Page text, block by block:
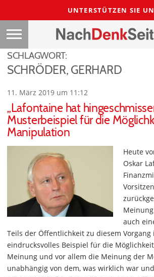
UNTERSTÜTZEN SIE
SCHLAGWORT:
SCHRÖDER, GERHARD
11. März 2019 um 11:12
„Lafontaine hat
Musterbeispiel für die
Manipulation
Heute
Oskar
auch
Teils der Öffentlichkeit zu diesem
eindrucksvolles Beispiel für die
Meinung und vor allem die Meinung der
unabhängig von dem, was wirklich war